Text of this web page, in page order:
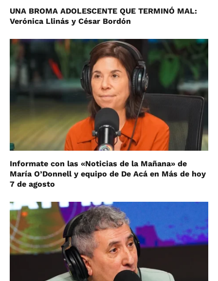
UNA BROMA ADOLESCENTE QUE TERMINÓ MAL:
Verónica Llinás y César Bordón
Informate con las «Noticias de la Mañana» de
María O’Donnell y equipo de De Acá en Más de hoy
7 de agosto